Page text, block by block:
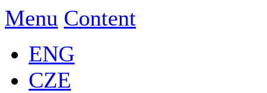
Menu Content
ENG
CZE